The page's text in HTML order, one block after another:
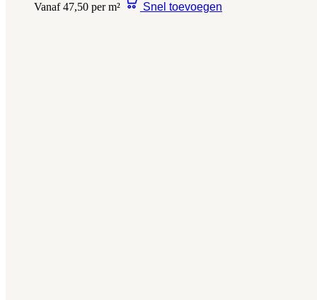
Vanaf 47,50 per m² Snel toevoegen